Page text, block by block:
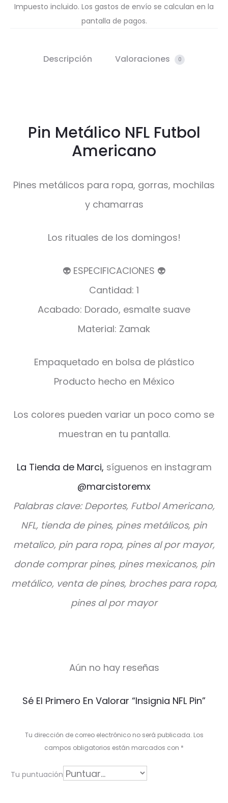
Impuesto incluido. Los gastos de envío se calculan en la
pantalla de pagos.
Descripción Valoraciones 0
Pin Metálico NFL Futbol
Americano
Pines metálicos para ropa, gorras, mochilas
y chamarras
Los rituales de los domingos!
👽 ESPECIFICACIONES 👽
Cantidad: 1
Acabado: Dorado, esmalte suave
Material: Zamak
Empaquetado en bolsa de plástico
Producto hecho en México
Los colores pueden variar un poco como se
muestran en tu pantalla.
La Tienda de Marci, síguenos en instagram
@marcistoremx
Palabras clave: Deportes, Futbol Americano,
NFL, tienda de pines, pines metálicos, pin
metalico, pin para ropa, pines al por mayor,
donde comprar pines, pines mexicanos, pin
metálico, venta de pines, broches para ropa,
pines al por mayor
r
Aún no hay reseñas
Sé El Primero En Valorar “Insignia NFL Pin”
Tu dirección de correo electrónico no será publicada. Los
campos obligatorios están marcados con *
Tu puntuación